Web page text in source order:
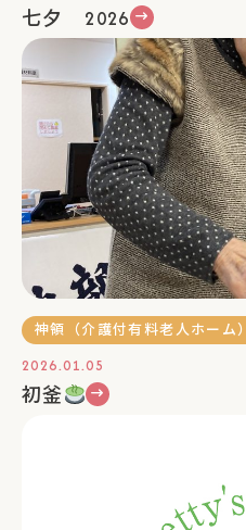
七夕 2026
神領（介護付有料老人ホーム）
2026.01.05
初釜